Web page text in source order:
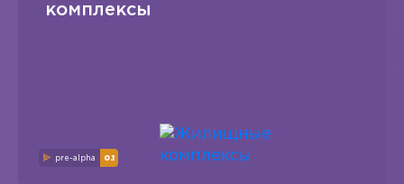
комплексы
pre-alpha 0.1